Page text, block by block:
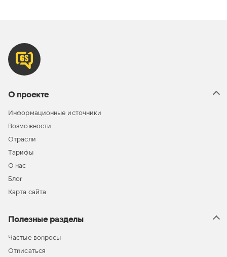
О проекте
Информационные источники
Возможности
Отрасли
Тарифы
О нас
Блог
Карта сайта
Полезные разделы
Частые вопросы
Отписаться